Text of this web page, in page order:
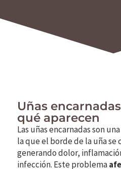
Uñas
qué aparecen
Las uñas encarnadas son
la que el borde de la uña se
generando dolor,
infección. Este problema